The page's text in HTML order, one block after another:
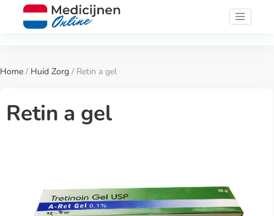
Home / Huid Zorg / Retin a gel
Retin a gel